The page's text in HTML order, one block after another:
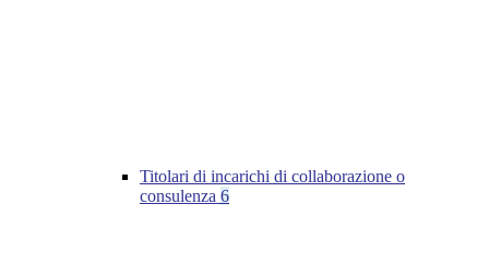
Titolari di incarichi di collaborazione o
consulenza 6